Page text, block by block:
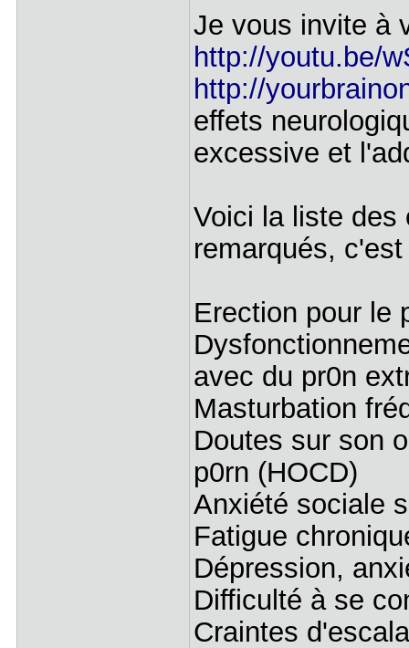
Je vous invite à
http://youtu.be/
http://
effets
excessive et
Voici la liste des
remarqués,
Erection pour le
avec du pr0n
Masturbation
Doutes sur son
p0rn (HOCD)
Anxiété sociale
Fatigue
Dépression,
Difficulté à se
Craintes